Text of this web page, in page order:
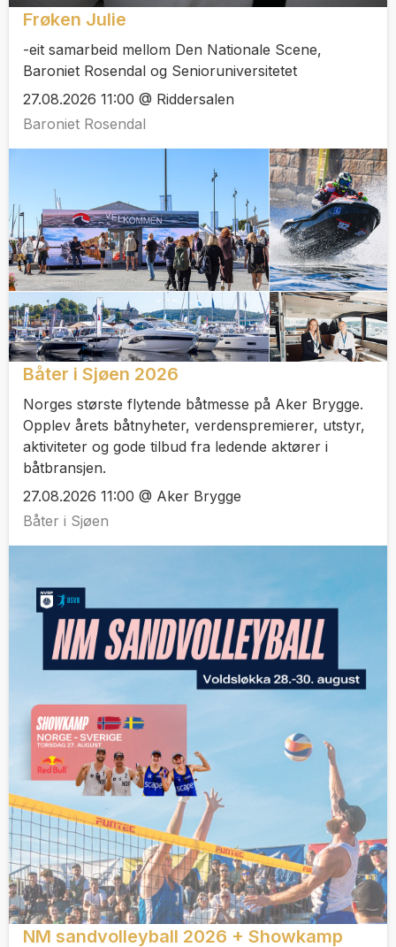
Frøken Julie
-eit samarbeid mellom Den Nationale Scene,
Baroniet Rosendal og Senioruniversitetet
27.08.2026 11:00 @ Riddersalen
Baroniet Rosendal
Båter i Sjøen 2026
Norges største flytende båtmesse på Aker Brygge.
Opplev årets båtnyheter, verdenspremierer, utstyr,
aktiviteter og gode tilbud fra ledende aktører i
båtbransjen.
27.08.2026 11:00 @ Aker Brygge
Båter i Sjøen
NM sandvolleyball 2026 + Showkamp